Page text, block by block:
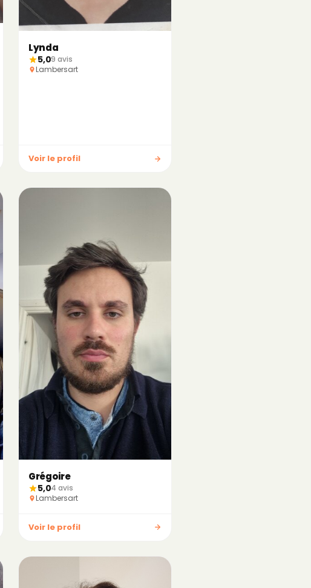
Lynda
5,09 avis
Lambersart
Voir le profil
Grégoire
5,04 avis
Lambersart
Voir le profil